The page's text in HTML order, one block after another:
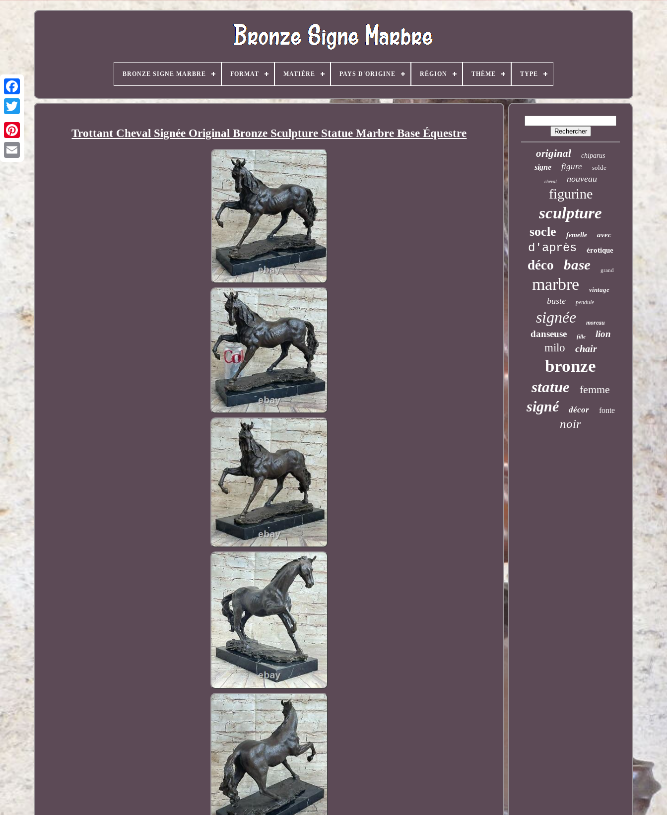
Pinterest
BRONZE SIGNE MARBRE FORMAT MATIÈRE PAYS D'ORIGINE RÉGION THÈME TYPE
Trottant Cheval Signée Original Bronze Sculpture Statue Marbre Base Équestre
original chiparus
signe figure solde
cheval nouveau
figurine
sculpture
socle femelle avec
d'après érotique
déco base grand
marbre vintage
buste pendule
signée moreau
danseuse fille lion
milo chair
bronze
statue femme
signé décor fonte
noir